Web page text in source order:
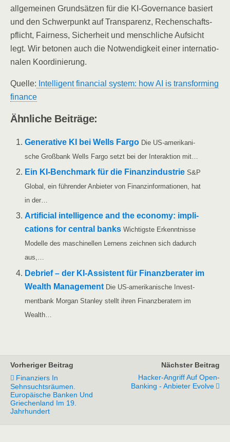
all­ge­mei­nen Grund­sät­zen für die KI-Gover­nan­ce basiert
und den Schwer­punkt auf Trans­pa­renz, Rechen­schafts­
pflicht, Fair­ness, Sicher­heit und mensch­li­che Auf­sicht
legt. Wir beto­nen auch die Not­wen­dig­keit einer inter­na­tio­
na­len Koordinierung.
Quel­le: Intel­li­gent finan­cial sys­tem: how AI is trans­forming
finance
Ähn­li­che Beiträge:
Gene­ra­ti­ve KI bei Wells Far­go Die US-ame­ri­­ka­­ni­­
sche Groß­bank Wells Far­go setzt bei der Inter­ak­ti­on mit…
Ein KI-Ben­ch­­mark für die Finanz­in­dus­trie S&P
Glo­bal, ein füh­ren­der Anbie­ter von Finanz­in­for­ma­tio­nen, hat
in der…
Arti­fi­ci­al intel­li­gence and the eco­no­my: impli­
ca­ti­ons for cen­tral banks Wich­tigs­te Erkennt­nis­se
Model­le des maschi­nel­len Ler­nens zeich­nen sich dadurch
aus,…
Debrief – der KI-Assis­­tent für Finanz­be­ra­ter im
Wealth Manage­ment Die US-ame­ri­­ka­­ni­­sche Invest­
ment­bank Mor­gan Stan­ley stellt ihren Finanz­be­ra­tern im
Wealth…
Vorheriger Beitrag
Finanziers In
Sehnsuchtsräumen.
Europäische Banken Und
Griechenland Im 19.
Jahrhundert
Nächster Beitrag
Hacker-Angriff Auf Open-
Banking - Anbieter Evolve